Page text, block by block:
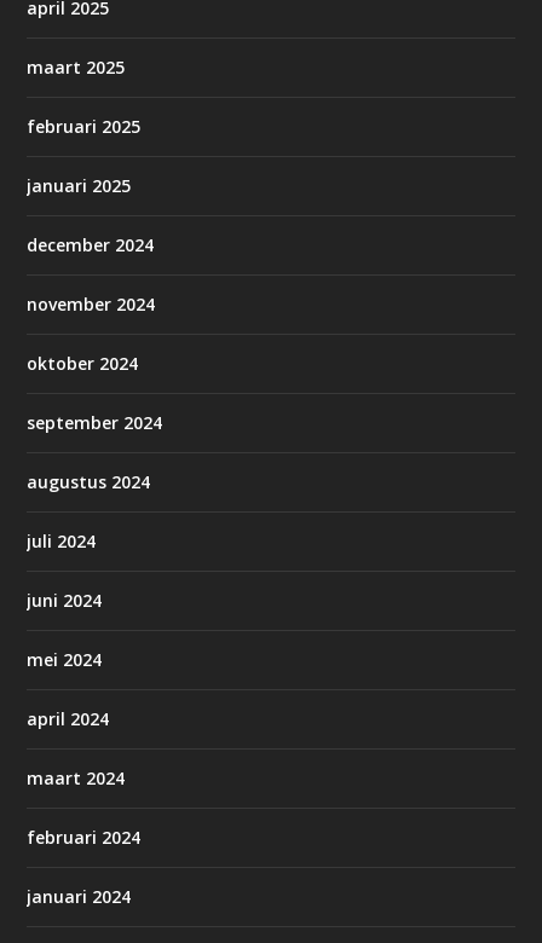
april 2025
maart 2025
februari 2025
januari 2025
december 2024
november 2024
oktober 2024
september 2024
augustus 2024
juli 2024
juni 2024
mei 2024
april 2024
maart 2024
februari 2024
januari 2024